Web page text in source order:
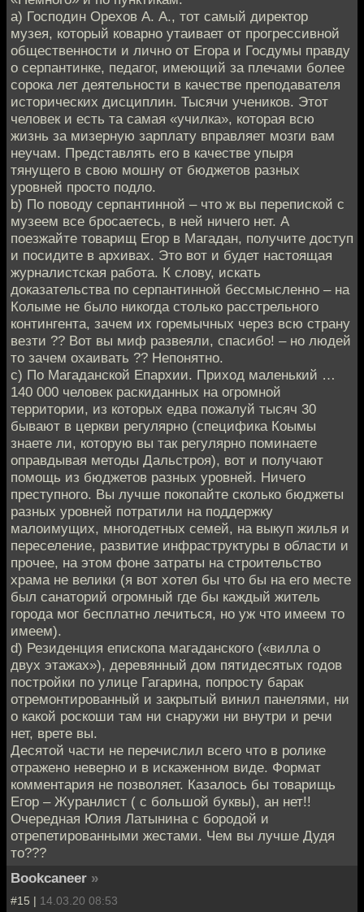
a) Господин Орехов А. А., тот самый директор
музея, который коварно утаивает от прогрессивной
общественности и лично от Егора и Госдумы правду
о серпантинке, педагог, имеющий за плечами более
сорока лет деятельности в качестве преподавателя
исторических дисциплин. Тысячи учеников. Этот
человек и есть та самая «училка», которая всю
жизнь за мизерную зарплату вправляет мозги вам
неучам. Представлять его в качестве упыря
тянущего в свою мошну от бюджетов разных
уровней просто подло.
b) По поводу серпантинной – что ж вы перепиской с
музеем все бросаетесь, в ней ничего нет. А
поезжайте товарищ Егор в Магадан, получите доступ
и посидите в архивах. Это вот и будет настоящая
журналистская работа. К слову, искать
доказательства по серпантинной бессмысленно – на
Колыме не было никогда столько расстрельного
контингента, зачем их горемычных через всю страну
везти ?? Вот вы миф развеяли, спасибо! – но людей
то зачем охаивать ?? Непонятно.
c) По Магаданской Епархии. Приход маленький …
140 000 человек раскиданных на огромной
территории, из которых едва пожалуй тысяч 30
бывают в церкви регулярно (специфика Коымы
знаете ли, которую вы так регулярно поминаете
оправдывая методы Дальстроя), вот и получают
помощь из бюджетов разных уровней. Ничего
преступного. Вы лучше покопайте сколько бюджеты
разных уровней потратили на поддержку
малоимущих, многодетных семей, на выкуп жилья и
переселение, развитие инфраструктуры в области и
прочее, на этом фоне затраты на строительство
храма не велики (я вот хотел бы что бы на его месте
был санаторий огромный где бы каждый житель
города мог бесплатно лечиться, но уж что имеем то
имеем).
d) Резиденция епископа магаданского («вилла о
двух этажах»), деревянный дом пятидесятых годов
постройки по улице Гагарина, попросту барак
отремонтированный и закрытый винил панелями, ни
о какой роскоши там ни снаружи ни внутри и речи
нет, врете вы.
Десятой части не перечислил всего что в ролике
отражено неверно и в искаженном виде. Формат
комментария не позволяет. Казалось бы товарищь
Егор – Журанлист ( с большой буквы), ан нет!!
Очередная Юлия Латынина с бородой и
отрепетированными жестами. Чем вы лучше Дудя
то???
Bookcaneer »
#15 | 14.03.20 08:53